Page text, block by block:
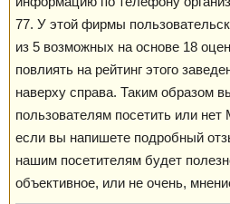
77. У этой фирмы
из 5 возможных на основе 18
повлиять на рейтинг этого
наверху справа. Таким образом
пользователям посетить или
если вы напишете подробный
нашим посетителям будет
объективное, или не очень,